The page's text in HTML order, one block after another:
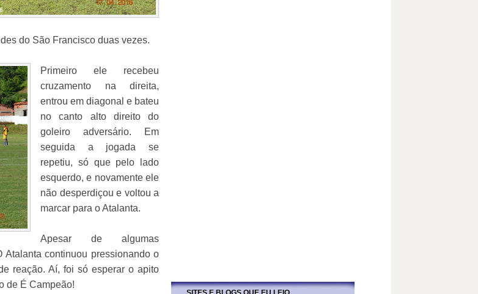
do São Francisco duas vezes.
Primeiro ele recebeu
cruzamento na direita,
entrou em diagonal e bateu
no canto alto direito do
goleiro adversário. Em
seguida a jogada se
repetiu, só que pelo lado
esquerdo, e novamente ele
não desperdiçou e voltou a
marcar para o Atalanta.
Apesar de algumas
Atalanta continuou pressionando o
reação. Aí, foi só esperar o apito
de É Campeão!